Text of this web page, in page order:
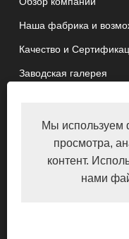
Наша фабрика и
Качество и
Заводская галерея
Copyright © 2022
Мы используем
просмотра,
контент.
нами